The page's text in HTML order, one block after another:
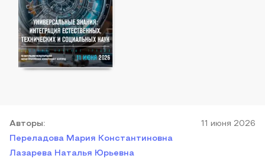
Авторы:
Переладова Мария Константиновна
Лазарева Наталья Юрьевна
11 июня 2026